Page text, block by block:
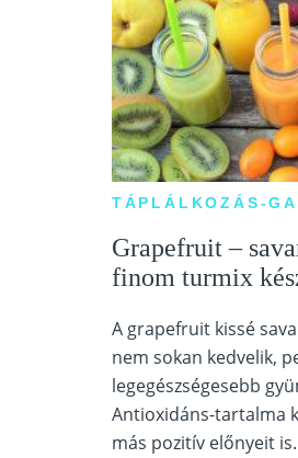
TÁPLÁLKOZÁS-
Grapefruit –
finom turmix
A grapefruit kissé
nem sokan kedvelik,
legegészségesebb
Antioxidáns-tartalma
más pozitív előnyeit is.